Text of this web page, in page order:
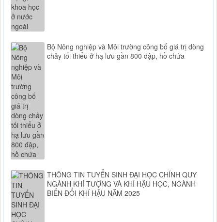
Bộ Nông nghiệp và Môi trường công bố giá trị dòng
chảy tối thiểu ở hạ lưu gần 800 đập, hồ chứa
THÔNG TIN TUYỂN SINH ĐẠI HỌC CHÍNH QUY
NGÀNH KHÍ TƯỢNG VÀ KHÍ HẬU HỌC, NGÀNH
BIẾN ĐỔI KHÍ HẬU NĂM 2025